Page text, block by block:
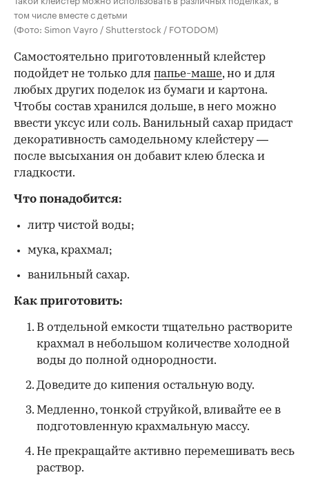
том числе вместе с детьми
(Фото: Simon Vayro / Shutterstock / FOTODOM)
Самостоятельно приготовленный клейстер
подойдет не только для папье-маше, но и для
любых других поделок из бумаги и картона.
Чтобы состав хранился дольше, в него можно
ввести уксус или соль. Ванильный сахар придаст
декоративность самодельному клейстеру —
после высыхания он добавит клею блеска и
гладкости.
Что понадобится:
литр чистой воды;
мука, крахмал;
ванильный сахар.
Как приготовить:
В отдельной емкости тщательно растворите
крахмал в небольшом количестве холодной
воды до полной однородности.
Доведите до кипения остальную воду.
Медленно, тонкой струйкой, вливайте ее в
подготовленную крахмальную массу.
Не прекращайте активно перемешивать весь
раствор.